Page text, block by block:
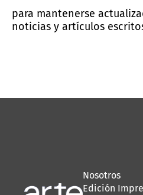
para mantenerse
noticias y artículos
Nosotros
Edición